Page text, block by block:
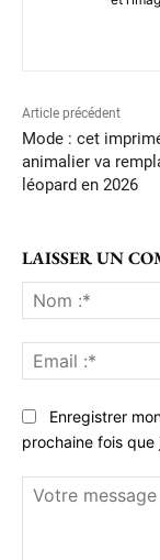
Article précédent
Mode : cet
animalier va
léopard en 2026
LAISSER UN
Enregistrer
prochaine fois que